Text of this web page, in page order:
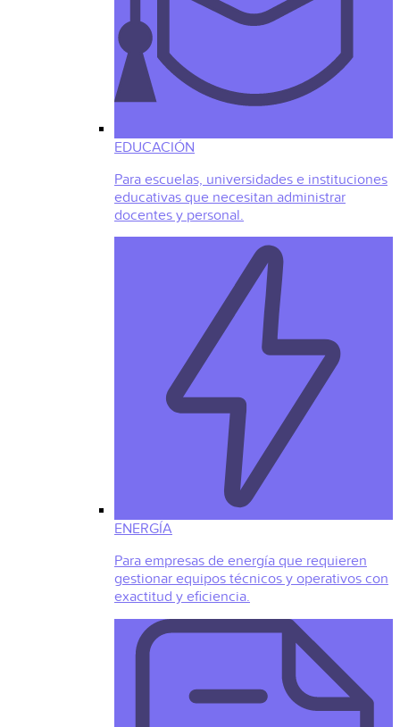
EDUCACIÓN
Para escuelas, universidades e instituciones
educativas que necesitan administrar
docentes y personal.
ENERGÍA
Para empresas de energía que requieren
gestionar equipos técnicos y operativos con
exactitud y eficiencia.